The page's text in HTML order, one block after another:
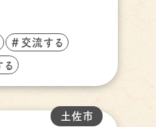
＃交流する
る
土佐市